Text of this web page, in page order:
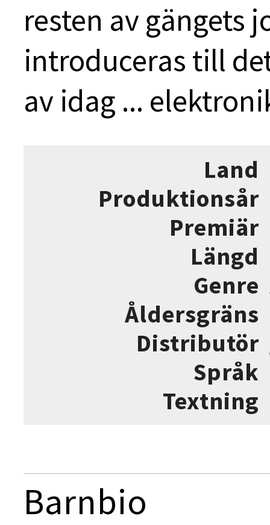
resten av gängets
introduceras till
av idag ...
Land
Produktionsår
Premiär
Längd
Genre
Åldersgräns
Distributör
Språk
Textning
Barnbio